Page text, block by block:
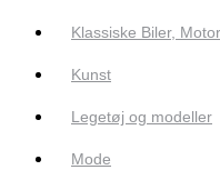
Klassiske Biler,
Kunst
Legetøj og modeller
Mode